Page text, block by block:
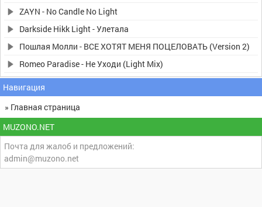
ZAYN - No Candle No Light
Darkside Hikk Light - Улетала
Пошлая Молли - ВСЕ ХОТЯТ МЕНЯ ПОЦЕЛОВАТЬ (Version 2)
Romeo Paradise - Не Уходи (Light Mix)
Навигация
» Главная страница
MUZONO.NET
Почта для жалоб и предложений:
admin@muzono.net